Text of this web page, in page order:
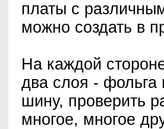
платы с
можно создать в
На каждой
два слоя -
шину, проверить
многое, многое